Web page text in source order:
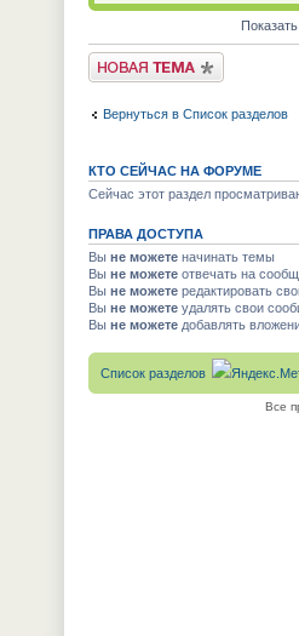
Новая тема
Вернуться в Список разделов
КТО СЕЙЧАС НА ФОРУМЕ
Сейчас этот раздел
ПРАВА ДОСТУПА
Вы не можетеначинать темы
Вы не можетеотвечать на
Вы не можетередактировать
Вы не можетеудалять свои
Вы не можетедобавлять
Список разделов
Все